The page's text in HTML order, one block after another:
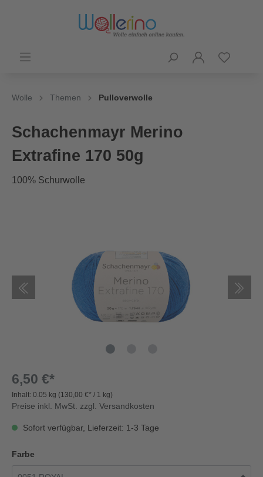
Wolle Themen Pulloverwolle
Schachenmayr Merino
Extrafine 170 50g
100% Schurwolle
6,50 €*
Inhalt: 0.05 kg (130,00 €* / 1 kg)
Preise inkl. MwSt. zzgl. Versandkosten
Sofort verfügbar, Lieferzeit: 1-3 Tage
Farbe